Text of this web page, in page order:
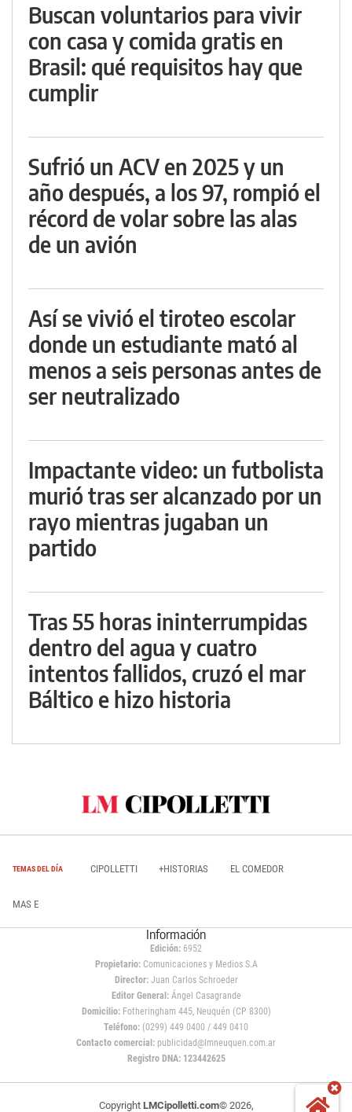
Buscan voluntarios para vivir
con casa y comida gratis en
Brasil: qué requisitos hay que
cumplir
Sufrió un ACV en 2025 y un
año después, a los 97, rompió el
récord de volar sobre las alas
de un avión
Así se vivió el tiroteo escolar
donde un estudiante mató al
menos a seis personas antes de
ser neutralizado
Impactante video: un futbolista
murió tras ser alcanzado por un
rayo mientras jugaban un
partido
Tras 55 horas ininterrumpidas
dentro del agua y cuatro
intentos fallidos, cruzó el mar
Báltico e hizo historia
TEMAS DEL DÍA CIPOLLETTI +HISTORIAS EL COMEDOR
MAS E
Información
Edición: 6952
Propietario:Comunicaciones y Medios S.A
Director: Juan Carlos Schroeder
Editor General:Ángel Casagrande
Domicilio:Fotheringham 445, Neuquén (CP 8300)
Teléfono: (0299) 449 0400 / 449 0410
Contacto comercial: publicidad@lmneuquen.com.ar
Registro DNA: 123442625
Copyright LMCipolletti.com© 2026,